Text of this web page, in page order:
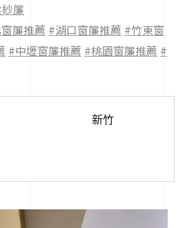
簾
簾推薦 #湖口窗簾推薦 #竹東窗
#中壢窗簾推薦 #桃園窗簾推薦 #
新竹